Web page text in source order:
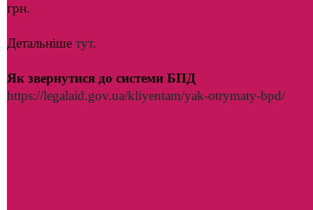
грн.
Детальніше тут.
Як звернутися до системи БПД
https://legalaid.gov.ua/kliyentam/yak-otrymaty-bpd/